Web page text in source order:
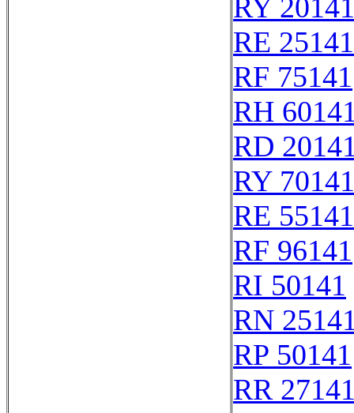
RY 20141
RE 25141
RF 75141
RH
RD
RY 70141
RE 55141
RF 96141
RI 50141
RN
RP 50141
RR